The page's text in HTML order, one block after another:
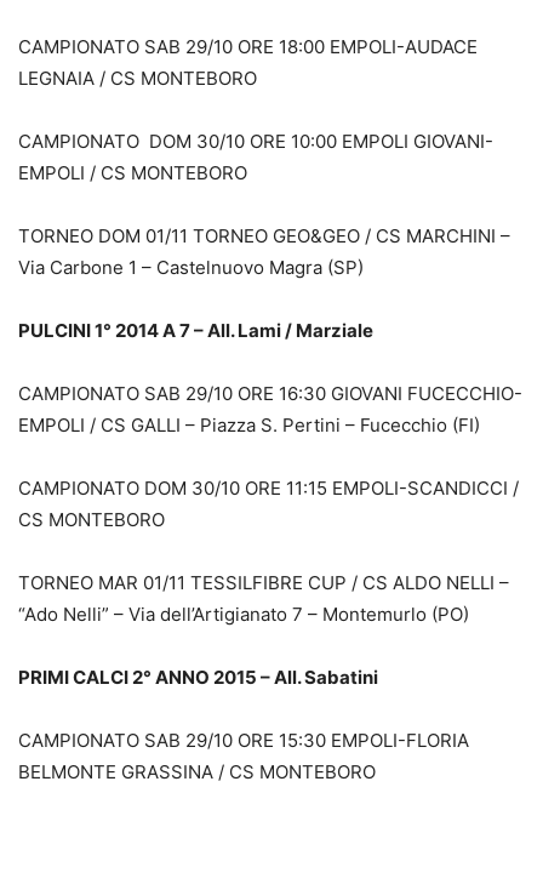
CAMPIONATO SAB 29/10 ORE 18:00 EMPOLI-AUDACE
LEGNAIA / CS MONTEBORO
CAMPIONATO DOM 30/10 ORE 10:00 EMPOLI GIOVANI-
EMPOLI / CS MONTEBORO
TORNEO DOM 01/11 TORNEO GEO&GEO / CS MARCHINI –
Via Carbone 1 – Castelnuovo Magra (SP)
PULCINI 1° 2014 A 7 – All. Lami / Marziale
CAMPIONATO SAB 29/10 ORE 16:30 GIOVANI FUCECCHIO-
EMPOLI / CS GALLI – Piazza S. Pertini – Fucecchio (FI)
CAMPIONATO DOM 30/10 ORE 11:15 EMPOLI-SCANDICCI /
CS MONTEBORO
TORNEO MAR 01/11 TESSILFIBRE CUP / CS ALDO NELLI –
“Ado Nelli” – Via dell’Artigianato 7 – Montemurlo (PO)
PRIMI CALCI 2° ANNO 2015 – All. Sabatini
CAMPIONATO SAB 29/10 ORE 15:30 EMPOLI-FLORIA
BELMONTE GRASSINA / CS MONTEBORO